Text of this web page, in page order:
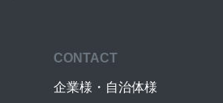
CONTACT
企業様・自治体様